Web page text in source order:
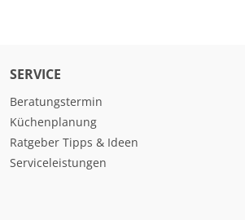
SERVICE
Beratungstermin
Küchenplanung
Ratgeber Tipps & Ideen
Serviceleistungen